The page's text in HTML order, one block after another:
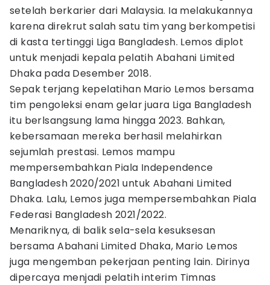
setelah berkarier dari Malaysia. Ia melakukannya
karena direkrut salah satu tim yang berkompetisi
di kasta tertinggi Liga Bangladesh. Lemos diplot
untuk menjadi kepala pelatih Abahani Limited
Dhaka pada Desember 2018.
Sepak terjang kepelatihan Mario Lemos bersama
tim pengoleksi enam gelar juara Liga Bangladesh
itu berlsangsung lama hingga 2023. Bahkan,
kebersamaan mereka berhasil melahirkan
sejumlah prestasi. Lemos mampu
mempersembahkan Piala Independence
Bangladesh 2020/2021 untuk Abahani Limited
Dhaka. Lalu, Lemos juga mempersembahkan Piala
Federasi Bangladesh 2021/2022.
Menariknya, di balik sela-sela kesuksesan
bersama Abahani Limited Dhaka, Mario Lemos
juga mengemban pekerjaan penting lain. Dirinya
dipercaya menjadi pelatih interim Timnas